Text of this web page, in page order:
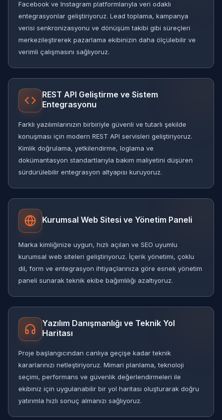
Facebook ve Instagram platformlarıyla veri odaklı
entegrasyonlar geliştiriyoruz. Lead toplama, kampanya
verisi senkronizasyonu ve dönüşüm takibi gibi süreçleri
merkezileştirerek pazarlama ekibinizin daha ölçülebilir ve
verimli çalışmasını sağlıyoruz.
REST API Geliştirme ve Sistem
Entegrasyonu
Farklı yazılımlarınızın birbiriyle güvenli ve tutarlı şekilde
konuşması için modern REST API servisleri geliştiriyoruz.
Kimlik doğrulama, yetkilendirme, loglama ve
dokümantasyon standartlarıyla bakım maliyetini düşüren
sürdürülebilir entegrasyon altyapısı kuruyoruz.
Kurumsal Web Sitesi ve Yönetim Paneli
Marka kimliğinize uygun, hızlı açılan ve SEO uyumlu
kurumsal web siteleri geliştiriyoruz. İçerik yönetimi, çoklu
dil, form ve entegrasyon ihtiyaçlarınıza göre esnek yönetim
paneli sunarak teknik ekibe bağımlılığı azaltıyoruz.
Yazılım Danışmanlığı ve Teknik Yol
Haritası
Proje başlangıcından canlıya geçişe kadar teknik
kararlarınızı netleştiriyoruz. Mimari planlama, teknoloji
seçimi, performans ve güvenlik değerlendirmeleri ile
ekibiniz için uygulanabilir bir yol haritası oluşturarak doğru
yatırımla hızlı sonuç almanızı sağlıyoruz.